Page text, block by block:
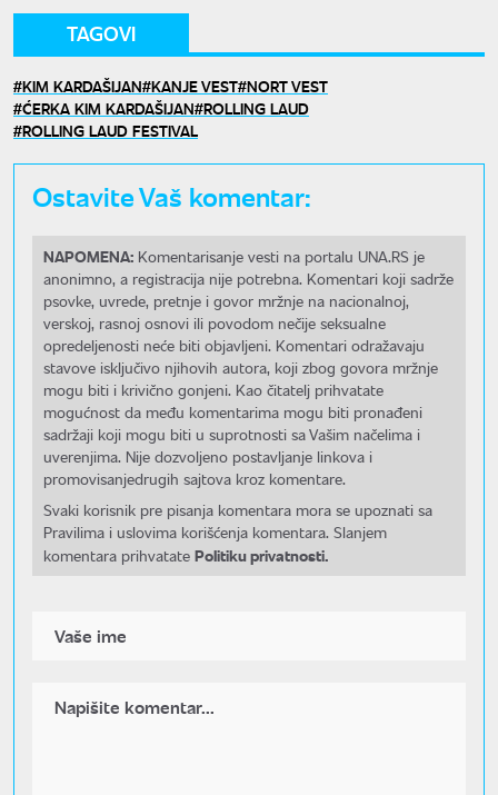
TAGOVI
KIM KARDAŠIJAN KANJE VEST NORT VEST
ĆERKA KIM KARDAŠIJAN ROLLING LAUD
ROLLING LAUD FESTIVAL
Ostavite Vaš komentar:
NAPOMENA: Komentarisanje vesti na portalu UNA.RS je
anonimno, a registracija nije potrebna. Komentari koji sadrže
psovke, uvrede, pretnje i govor mržnje na nacionalnoj,
verskoj, rasnoj osnovi ili povodom nečije seksualne
opredeljenosti neće biti objavljeni. Komentari odražavaju
stavove isključivo njihovih autora, koji zbog govora mržnje
mogu biti i krivično gonjeni. Kao čitatelj prihvatate
mogućnost da među komentarima mogu biti pronađeni
sadržaji koji mogu biti u suprotnosti sa Vašim načelima i
uverenjima. Nije dozvoljeno postavljanje linkova i
promovisanjedrugih sajtova kroz komentare.
Svaki korisnik pre pisanja komentara mora se upoznati sa
Pravilima i uslovima korišćenja komentara. Slanjem
komentara prihvatate Politiku privatnosti.